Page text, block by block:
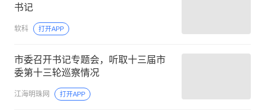
书记
软科 打开APP
市委召开书记专题会，听取十三届市
委第十三轮巡察情况
江海明珠网 打开APP